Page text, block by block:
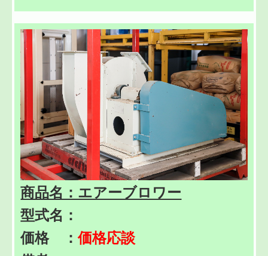
商品名：エアーブロワー
型式名：
価格 ：価格応談